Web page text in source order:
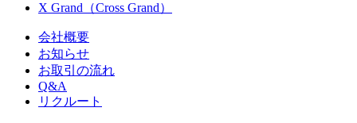
X Grand（Cross Grand）
会社概要
お知らせ
お取引の流れ
Q&A
リクルート